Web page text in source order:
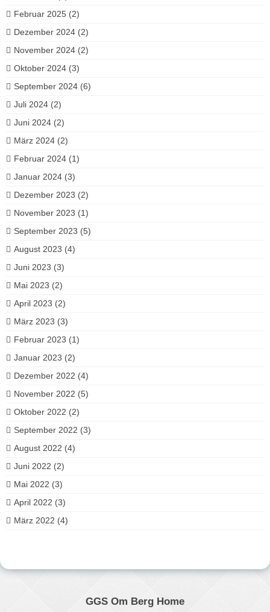
Februar 2025 (2)
Dezember 2024 (2)
November 2024 (2)
Oktober 2024 (3)
September 2024 (6)
Juli 2024 (2)
Juni 2024 (2)
März 2024 (2)
Februar 2024 (1)
Januar 2024 (3)
Dezember 2023 (2)
November 2023 (1)
September 2023 (5)
August 2023 (4)
Juni 2023 (3)
Mai 2023 (2)
April 2023 (2)
März 2023 (3)
Februar 2023 (1)
Januar 2023 (2)
Dezember 2022 (4)
November 2022 (5)
Oktober 2022 (2)
September 2022 (3)
August 2022 (4)
Juni 2022 (2)
Mai 2022 (3)
April 2022 (3)
März 2022 (4)
GGS Om Berg Home